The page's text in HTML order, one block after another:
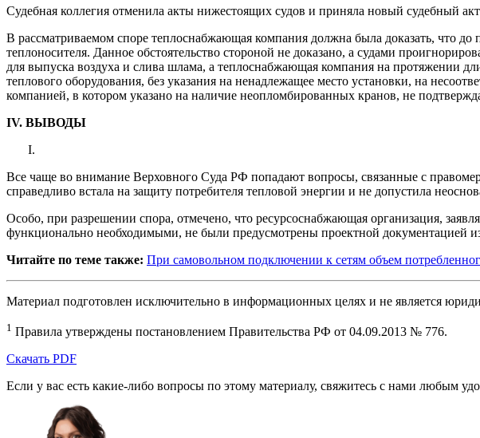
Судебная коллегия отменила акты нижестоящих судов и приняла новый судебный
В рассматриваемом споре теплоснабжающая компания должна была доказать, что
теплоносителя. Данное обстоятельство стороной не доказано, а судами
для выпуска воздуха и слива шлама, а теплоснабжающая компания на протяжении
теплового оборудования, без указания на ненадлежащее место установки, на
компанией, в котором указано на наличие неопломбированных кранов, не
IV. ВЫВОДЫ
Все чаще во внимание Верховного Суда РФ попадают вопросы, связанные с
справедливо встала на защиту потребителя тепловой энергии и не допустила
Особо, при разрешении спора, отмечено, что ресурсоснабжающая организация,
функционально необходимыми, не были предусмотрены проектной документацией
Читайте по теме также: При самовольном подключении к сетям объем
Материал подготовлен исключительно в информационных целях и не является
1 Правила утверждены постановлением Правительства РФ от 04.09.2013 № 776.
Скачать PDF
Если у вас есть какие-либо вопросы по этому материалу, свяжитесь с нами любым